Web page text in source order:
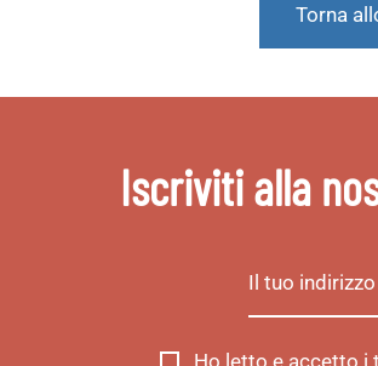
Torna
Iscriviti alla